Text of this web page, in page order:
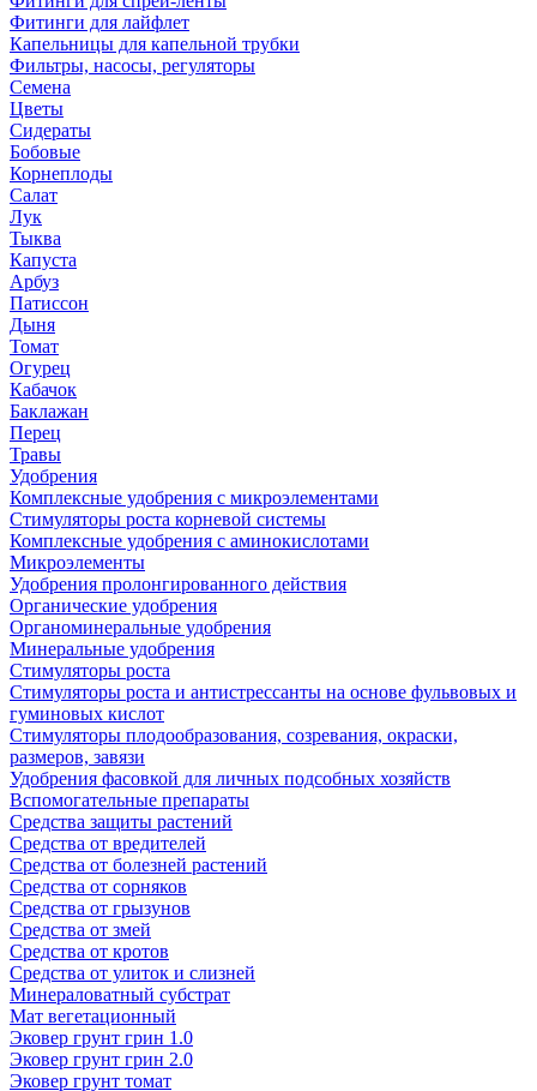
Фитинги для лайфлет
Капельницы для капельной трубки
Фильтры, насосы, регуляторы
Семена
Цветы
Сидераты
Бобовые
Корнеплоды
Салат
Лук
Тыква
Капуста
Арбуз
Патиссон
Дыня
Томат
Огурец
Кабачок
Баклажан
Перец
Травы
Удобрения
Комплексные удобрения с микроэлементами
Стимуляторы роста корневой системы
Комплексные удобрения с аминокислотами
Микроэлементы
Удобрения пролонгированного действия
Органические удобрения
Органоминеральные удобрения
Минеральные удобрения
Стимуляторы роста
Стимуляторы роста и антистрессанты на основе фульвовых и
гуминовых кислот
Стимуляторы плодообразования, созревания, окраски,
размеров, завязи
Удобрения фасовкой для личных подсобных хозяйств
Вспомогательные препараты
Средства защиты растений
Средства от вредителей
Средства от болезней растений
Средства от сорняков
Средства от грызунов
Средства от змей
Средства от кротов
Средства от улиток и слизней
Минераловатный субстрат
Мат вегетационный
Эковер грунт грин 1.0
Эковер грунт грин 2.0
Эковер грунт томат